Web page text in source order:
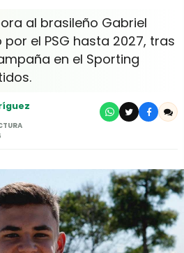
al brasileño Gabriel
el PSG hasta 2027, tras
en el Sporting